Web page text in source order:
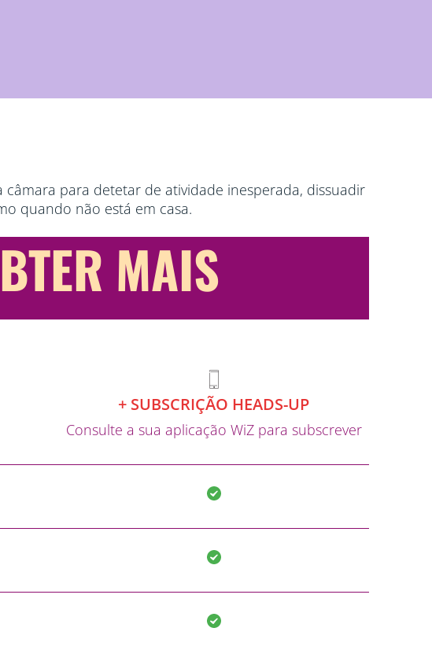
para detetar de atividade inesperada, dissuadir
quando não está em casa.
MAIS
+ SUBSCRIÇÃO HEADS-UP
Consulte a sua aplicação WiZ para subscrever